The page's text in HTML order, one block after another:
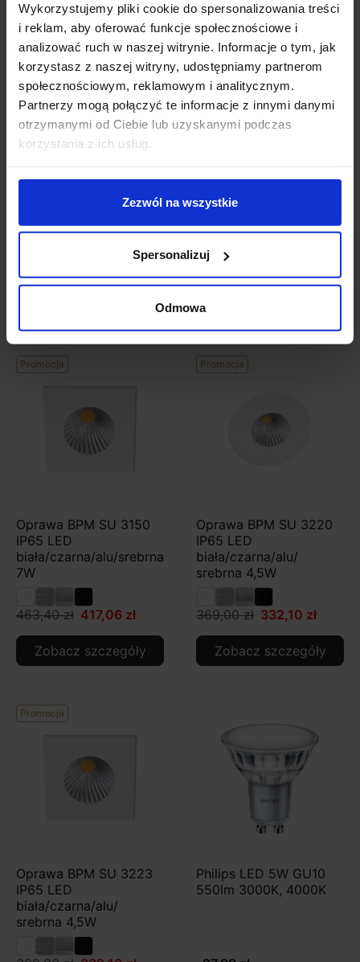
Wykorzystujemy pliki cookie do spersonalizowania treści
i reklam, aby oferować funkcje społecznościowe i
analizować ruch w naszej witrynie. Informacje o tym, jak
korzystasz z naszej witryny, udostępniamy partnerom
społecznościowym, reklamowym i analitycznym.
Partnerzy mogą połączyć te informacje z innymi danymi
otrzymanymi od Ciebie lub uzyskanymi podczas
korzystania z ich usług.
Zezwól na wszystkie
Spersonalizuj
Odmowa
Promocja
BPM Catli Classic SQ
Promocja
Oprawa BPM SU
biała/czarna/alu/
srebrna 8W
463,40 zł
Promocja
Oprawa BPM SU 3150
IP65 LED
biała/czarna/alu/srebrna
7W
463,40 zł 417,06 zł
Zobacz szczegóły
Promocja
Oprawa BPM SU 3220
IP65 LED
biała/czarna/alu/
srebrna 4,5W
369,00 zł 332,10 zł
Zobacz szczegóły
Promocja
Oprawa BPM SU 3223
IP65 LED
biała/czarna/alu/
srebrna 4,5W
Philips LED 5W GU10
550lm 3000K, 4000K